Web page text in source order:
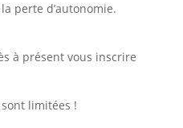
perte d’autonomie.
à présent vous inscrire
sont limitées !